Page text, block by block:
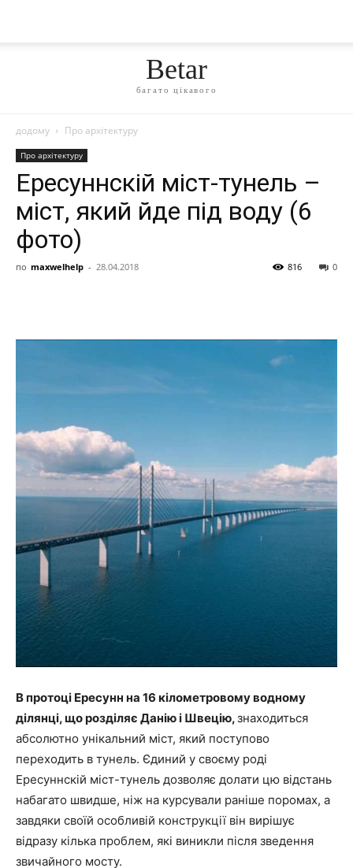
Betar
багато цікавого
додому Про архітектуру
Про архітектуру
Ересуннскій міст-тунель –
міст, який йде під воду (6
фото)
по maxwelhelp - 28.04.2018 0
816
В протоці Ересунн на 16 кілометровому водному
ділянці, що розділяє Данію і Швецію,знаходиться
абсолютно унікальний міст, який поступово
переходить в тунель. Єдиний у своєму роді
Ересуннскій міст-тунель дозволяє долати цю відстань
набагато швидше, ніж на курсували раніше поромах, а
завдяки своїй особливій конструкції він вирішує
відразу кілька проблем, які виникли після зведення
звичайного мосту.